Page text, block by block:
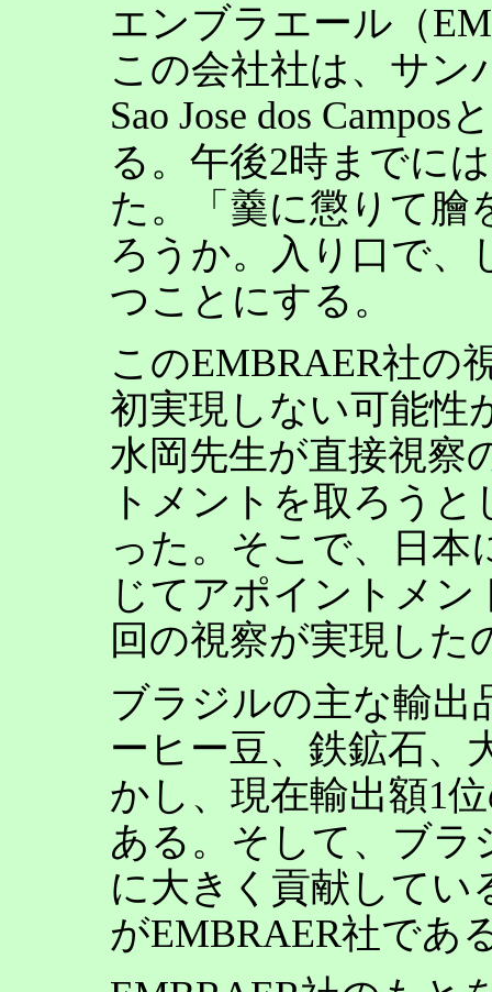
エンブラエール（
この会社社は、サン
Sao Jose dos
る。午後2時までに
た。「羹に懲りて膾
ろうか。入り口で、
つことにする。
このEMBRAER社の
初実現しない可能性
水岡先生が直接視察
トメントを取ろう
った。そこで、日
じてアポイントメ
回の視察が実現した
ブラジルの主な輸出
ーヒー豆、鉄鉱石、
かし、現在輸出額1
ある。そして、ブラ
に大きく貢献してい
がEMBRAER社であ